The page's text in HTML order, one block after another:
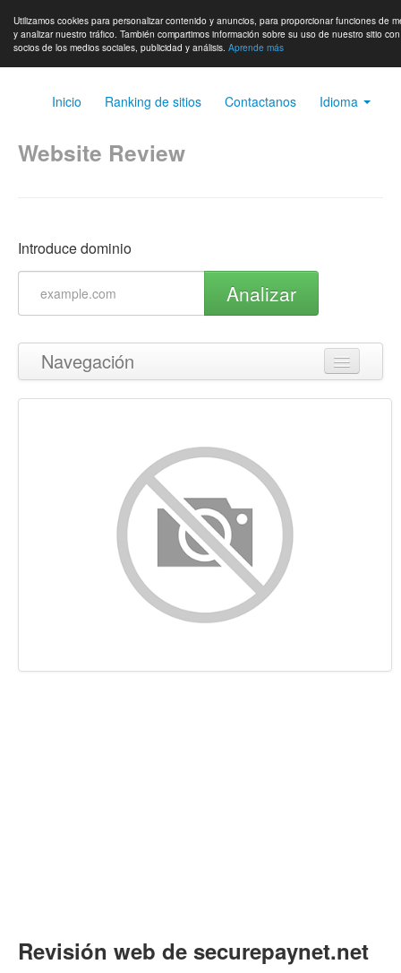
Utilizamos cookies para personalizar contenido y anuncios, para proporcionar funciones de
y analizar nuestro tráfico. También compartimos información sobre su uso de nuestro sitio
socios de los medios sociales, publicidad y análisis. Aprende más
Inicio Ranking de sitios Contactanos Idioma
Website Review
Introduce dominio
Analizar
Navegación
Volver arriba
Palabras Claves (Keywords)
Usabilidad
Documento
Revisión web de securepaynet.net